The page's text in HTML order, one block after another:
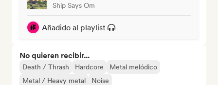
Ship Says Om
Añadido al playlist
No quieren recibir...
Death / Thrash Hardcore
Metal melódico
Metal / Heavy metal
Noise